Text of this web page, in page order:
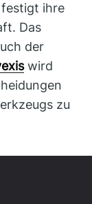
ihre
Das
der
wird
zu